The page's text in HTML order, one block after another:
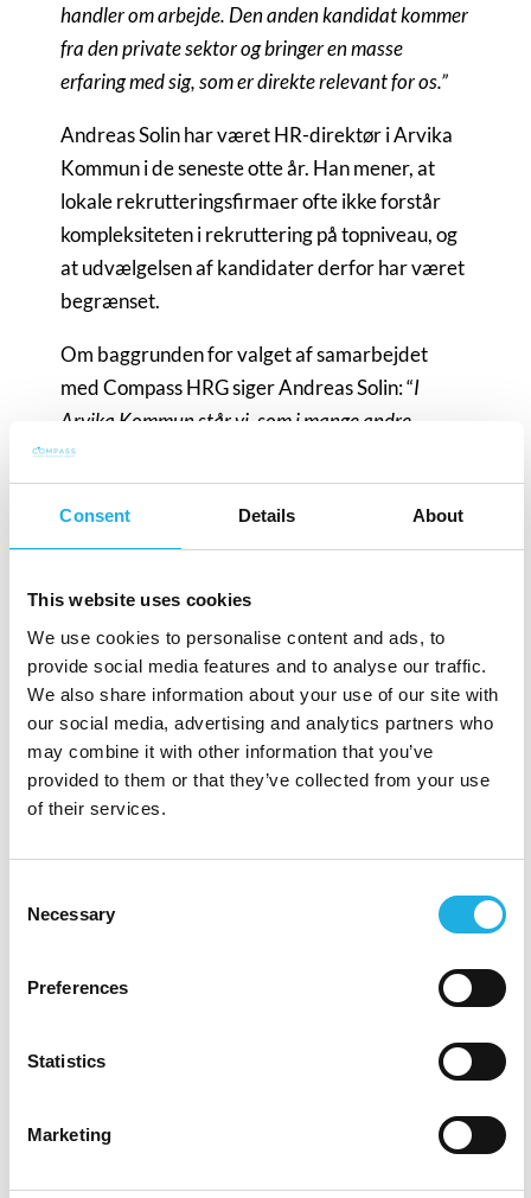
Consent Details About
This website uses cookies
We use cookies to personalise content and ads, to
provide social media features and to analyse our traffic.
We also share information about your use of our site with
our social media, advertising and analytics partners who
may combine it with other information that you’ve
provided to them or that they’ve collected from your use
of their services.
Selection
Necessary
Preferences
Statistics
Marketing
handler om arbejde. Den anden kandidat kommer
fra den private sektor og bringer en masse
erfaring med sig, som er direkte relevant for os.”
Andreas Solin har været HR-direktør i Arvika
Kommun i de seneste otte år. Han mener, at
lokale rekrutteringsfirmaer ofte ikke forstår
kompleksiteten i rekruttering på topniveau, og
at udvælgelsen af kandidater derfor har været
begrænset.
Om baggrunden for valget af samarbejdet
med Compass HRG siger Andreas Solin: “I
Arvika Kommun står vi, som i mange andre
kommuner, over for store demografiske
udfordringer med blandt andet mange ældre og
færre yngre indbyggere. Det er et generelt
komplekst område, som vi som ledere i
kommunen skal være i stand til at omfavne og
rekruttere nye ledere. Derfor har vi også brug for
en partner, der forstår denne kompleksitet og kan
tiltrække de rigtige kandidater.”
Vigtige relationer i dag
og i fremtiden!
enhver relation – også selvom det ikke er et
derfor stor betydning for relationen til
En nysgerrighed og evne til at forstå Arvika
billede af de udfordringer og den type